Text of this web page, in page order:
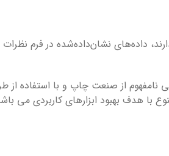
نامفهوم از صنعت چاپ و با استفاده
با هدف بهبود ابزارهای